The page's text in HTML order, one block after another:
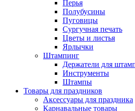
Перья
Полубусины
Пуговицы
Сургучная печать
Цветы и листья
Ярлычки
Штампинг
Держатели для
Инструменты
Штампы
Товары для праздников
Аксессуары для праздника
Карнавальные товары